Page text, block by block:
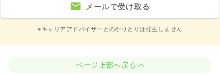
メールで受け取る
※キャリアアドバイザーとのやりとりは発生しません
ページ上部へ戻る